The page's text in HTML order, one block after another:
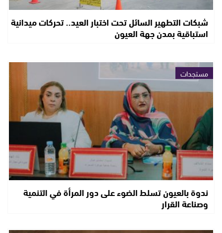
شبكات التطهير السائل تحت اختبار العيد.. تحركات ميدانية
استباقية بمدن جهة العيون
مستجدات
ندوة بالعيون تسلط الضوء على دور المرأة في التنمية
وصناعة القرار